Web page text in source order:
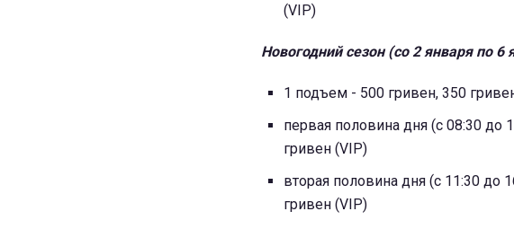
(VIP)
Новогодний сезон (со 2 января по 6
1 подъем - 500 гривен, 350
первая половина дня (с 08:30 до
гривен (VIP)
вторая половина дня (с 11:30 до
гривен (VIP)